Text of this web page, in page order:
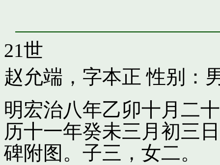
21世
赵允端，字本正 性别：
明宏治八年乙卯十月二
历十一年癸未三月初三
碑附图。子三，女二。